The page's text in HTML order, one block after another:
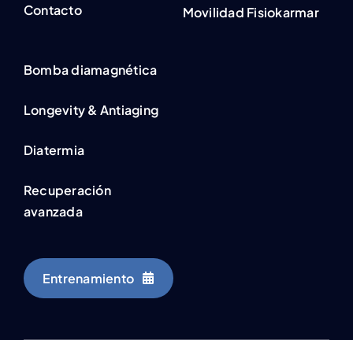
Contacto
Movilidad Fisiokarmar
Bomba diamagnética
Longevity & Antiaging
Diatermia
Recuperación
avanzada
Entrenamiento